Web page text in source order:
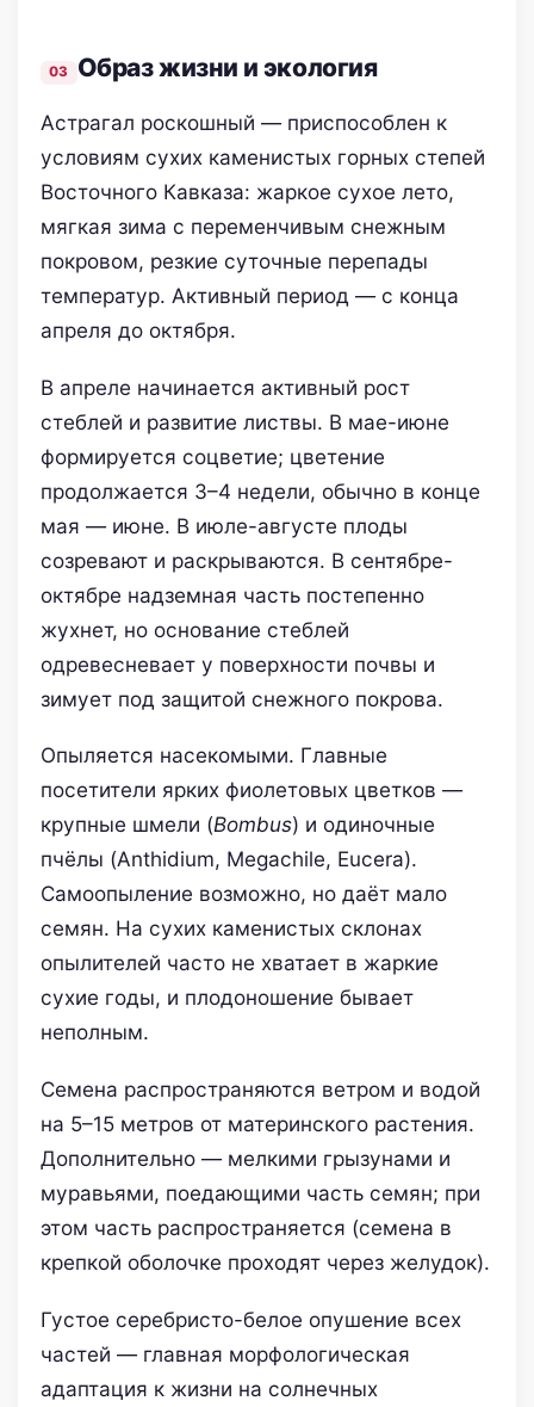
Образ жизни и экология
Астрагал роскошный — приспособлен к
условиям сухих каменистых горных степей
Восточного Кавказа: жаркое сухое лето,
мягкая зима с переменчивым снежным
покровом, резкие суточные перепады
температур. Активный период — с конца
апреля до октября.
В апреле начинается активный рост
стеблей и развитие листвы. В мае-июне
формируется соцветие; цветение
продолжается 3–4 недели, обычно в конце
мая — июне. В июле-августе плоды
созревают и раскрываются. В сентябре-
октябре надземная часть постепенно
жухнет, но основание стеблей
одревесневает у поверхности почвы и
зимует под защитой снежного покрова.
Опыляется насекомыми. Главные
посетители ярких фиолетовых цветков —
крупные шмели (Bombus) и одиночные
пчёлы (Anthidium, Megachile, Eucera).
Самоопыление возможно, но даёт мало
семян. На сухих каменистых склонах
опылителей часто не хватает в жаркие
сухие годы, и плодоношение бывает
неполным.
Семена распространяются ветром и водой
на 5–15 метров от материнского растения.
Дополнительно — мелкими грызунами и
муравьями, поедающими часть семян; при
этом часть распространяется (семена в
крепкой оболочке проходят через желудок).
Густое серебристо-белое опушение всех
частей — главная морфологическая
адаптация к жизни на солнечных